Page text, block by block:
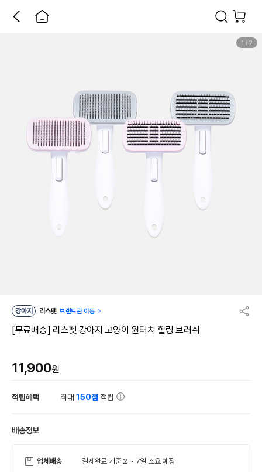
1 / 2
강아지 리스펫 브랜드관 이동
[무료배송] 리스펫 강아지 고양이 원터치 힐링 브러쉬
11,900원
적립혜택 최대150점 적립
배송정보
업체배송 결제완료 기준 2 ~ 7일 소요 예정